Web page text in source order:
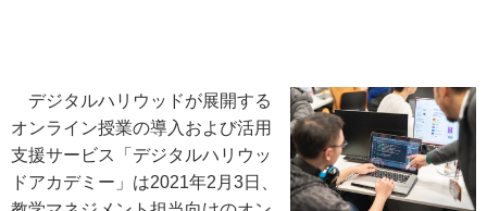
デジタルハリウッドが展開する
オンライン授業の導入および活用
支援サービス「デジタルハリウッ
ドアカデミー」は2021年2月3日、